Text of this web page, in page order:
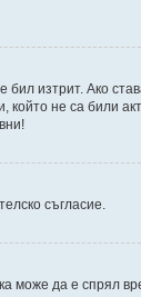
изтрит. Ако
не са били
съгласие.
може да е спрял